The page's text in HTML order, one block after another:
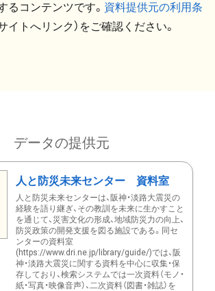
るコンテンツです。 資料提供元の利用条
イトへリンク）をご確認ください。
データの提供元
人と防災未来センター 資料室
人と防災未来センターは、阪神・淡路大震災の
経験を語り継ぎ、その教訓を未来に生かすこと
を通じて、災害文化の形成、地域防災力の向上、
防災政策の開発支援を図る施設である。同セ
ンターの資料室
(https://www.dri.ne.jp/library/guide/)では、阪
神・淡路大震災に関する資料を中心に収集・保
存しており、検索システムでは一次資料（モノ・
紙・写真・映像音声）、二次資料（図書・雑誌）を